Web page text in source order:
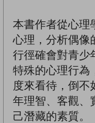
本書作者從心理
心理，分析偶像
行徑確會對青少
特殊的心理行為
度來看待，倒不
年理智、客觀、
己潛藏的素質。